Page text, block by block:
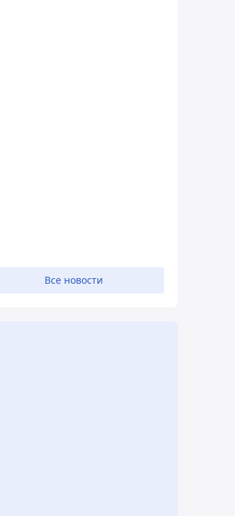
Все новости